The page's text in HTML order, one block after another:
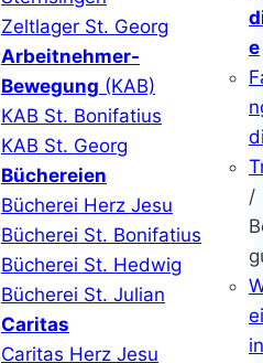
Zeltlager St. Georg
Arbeitnehmer-
Bewegung (KAB)
KAB St. Bonifatius
KAB St. Georg
Büchereien
Bücherei Herz Jesu
Bücherei St. Bonifatius
Bücherei St. Hedwig
Bücherei St. Julian
Caritas
Caritas Herz Jesu
e
/